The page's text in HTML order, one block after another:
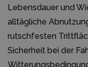
Lebensdauer und
alltägliche
rutschfesten
Sicherheit bei der